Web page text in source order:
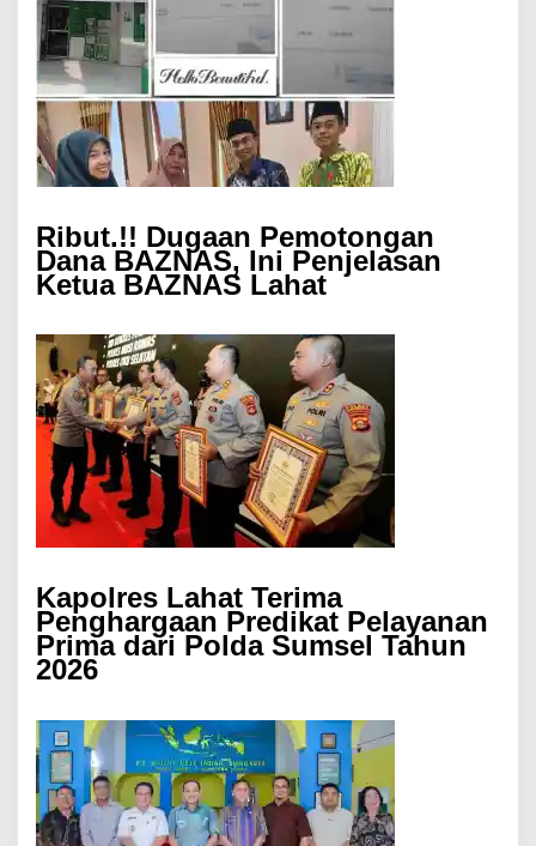
Ribut.!! Dugaan Pemotongan
Dana BAZNAS, Ini Penjelasan
Ketua BAZNAS Lahat
Kapolres Lahat Terima
Penghargaan Predikat Pelayanan
Prima dari Polda Sumsel Tahun
2026